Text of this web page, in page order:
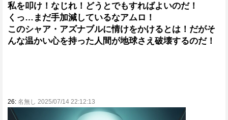
私を叩け！なじれ！どうとでもすればよいのだ！
くっ…まだ手加減しているなアムロ！
このシャア・アズナブルに情けをかけるとは！だがそ
んな温かい心を持った人間が地球さえ破壊するのだ！
26: 名無し 2025/07/14 22:12:13